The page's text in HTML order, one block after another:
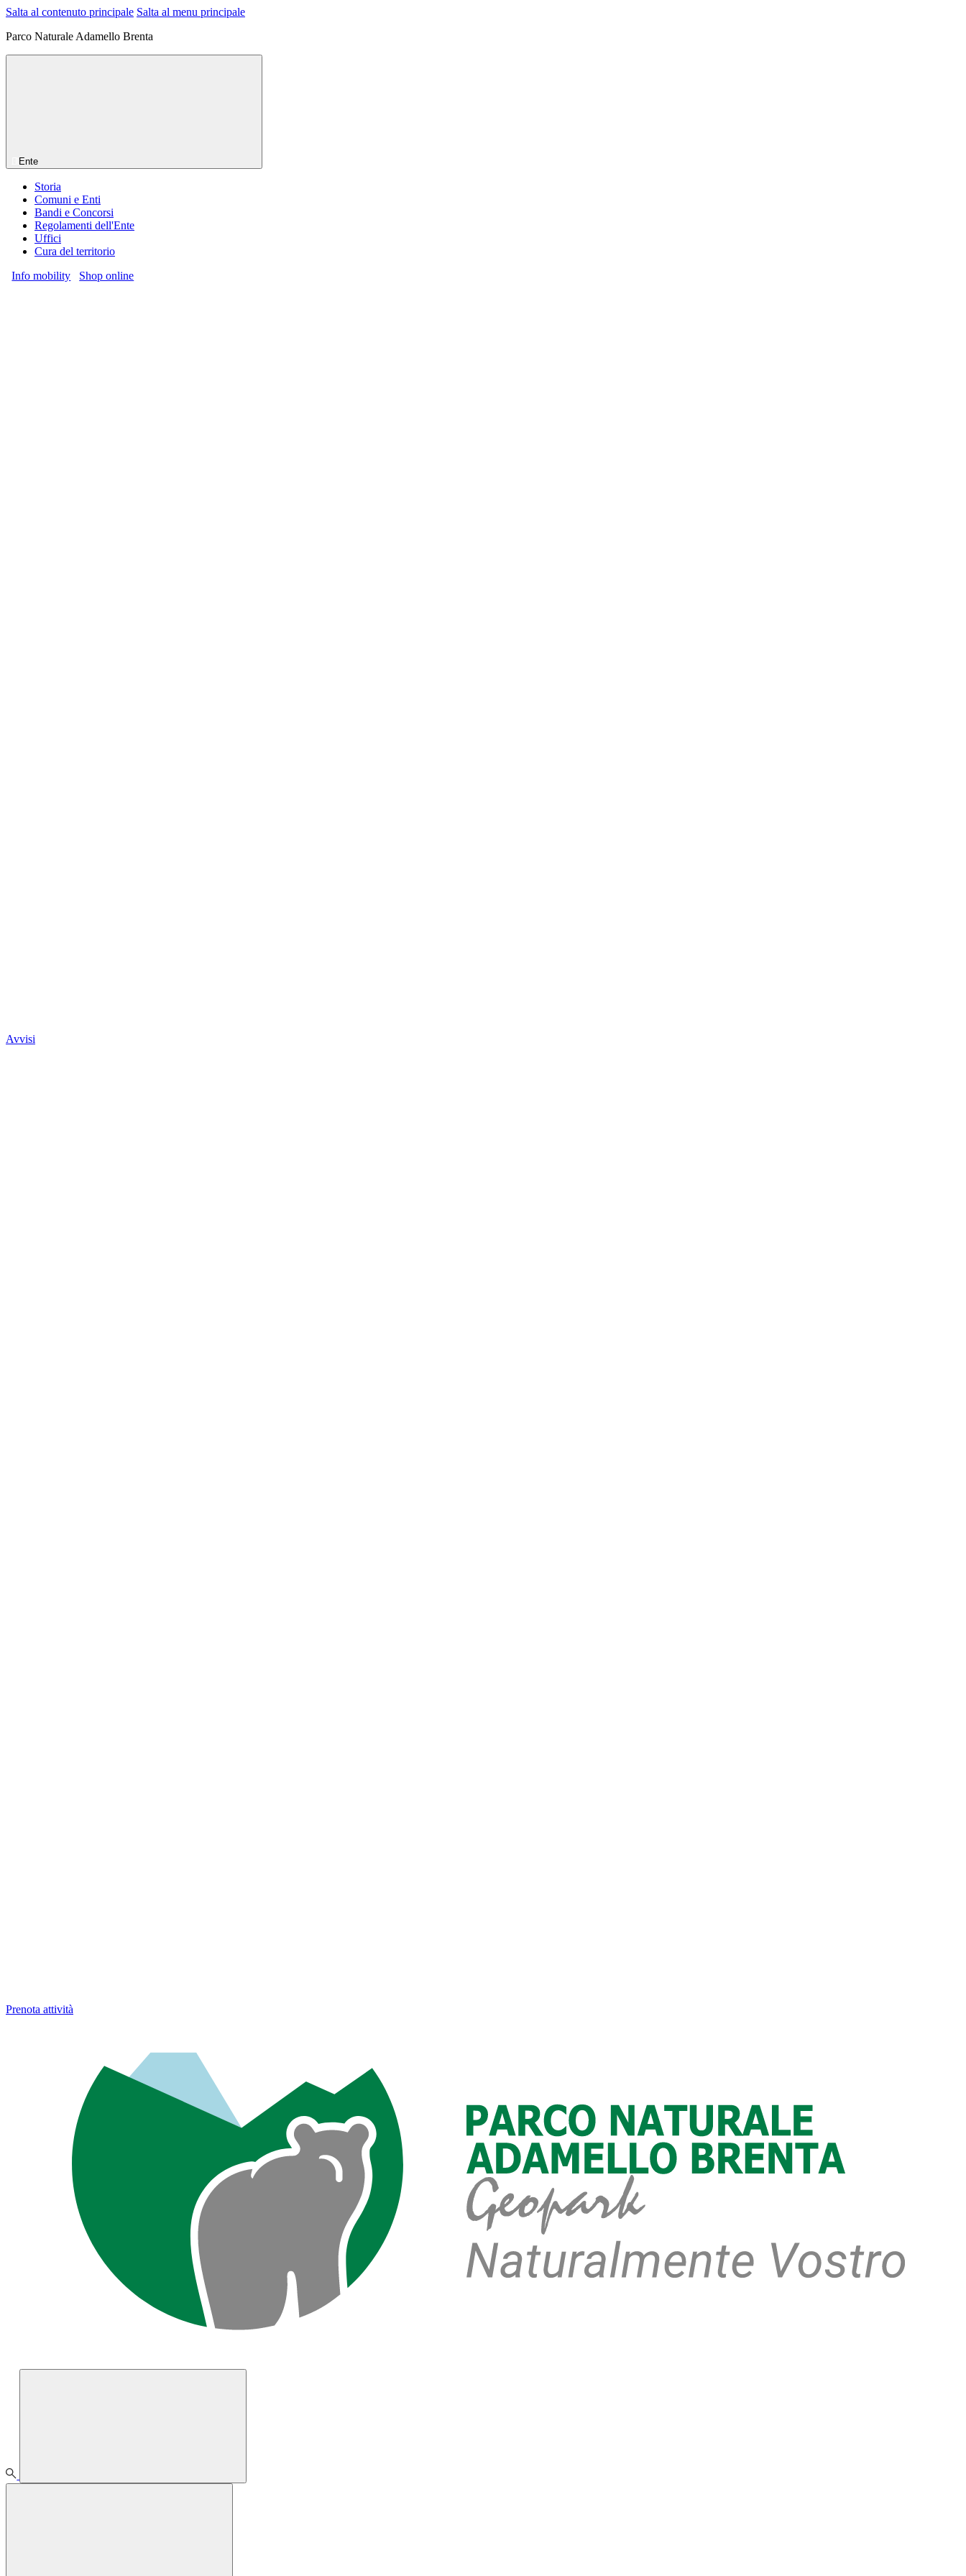
Salta al contenuto principale Salta al menu principale
Parco Naturale Adamello Brenta
Ente
Storia
Comuni e Enti
Bandi e Concorsi
Regolamenti dell'Ente
Uffici
Cura del territorio
Info mobility
Shop online
Avvisi
Prenota attività